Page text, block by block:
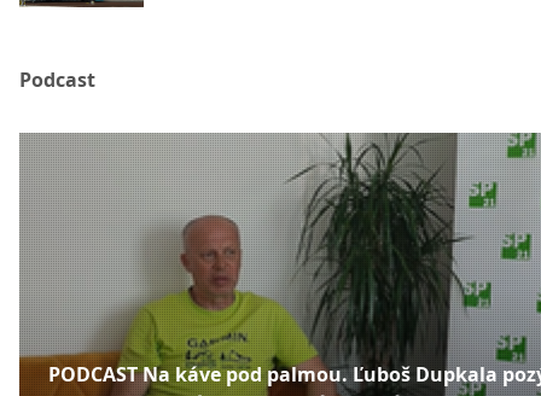
Podcast
PODCAST Na káve pod palmou. Ľuboš Dupkala